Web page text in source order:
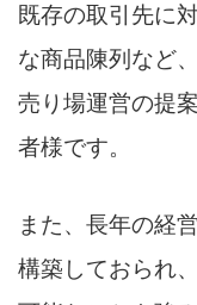
既存の取引先に
な商品陳列など
売り場運営の提
者様です。
また、長年の経
構築しておられ